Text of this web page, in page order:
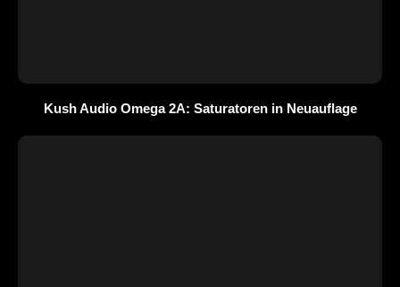
Kush Audio Omega 2A: Saturatoren in Neuauflage